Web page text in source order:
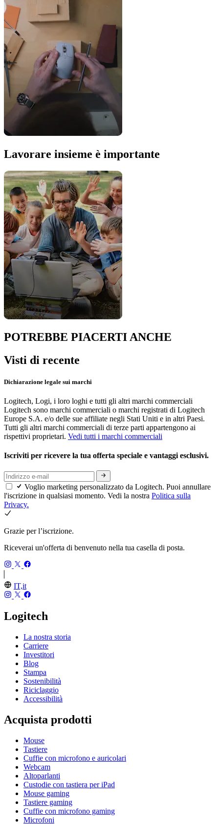
Lavorare insieme è importante
POTREBBE PIACERTI ANCHE
Visti di recente
Dichiarazione legale sui marchi
Logitech, Logi, i loro loghi e tutti gli altri marchi commerciali
Logitech sono marchi commerciali o marchi registrati di Logitech
Europe S.A. e/o delle sue affiliate negli Stati Uniti e in altri Paesi.
Tutti gli altri marchi commerciali di terze parti appartengono ai
rispettivi proprietari. Vedi tutti i marchi commerciali
Iscriviti per ricevere la tua offerta speciale e vantaggi esclusivi.
Voglio marketing personalizzato da Logitech. Puoi annullare
l'iscrizione in qualsiasi momento. Vedi la nostra Politica sulla
Privacy.
Grazie per l’iscrizione.
Riceverai un'offerta di benvenuto nella tua casella di posta.
IT,it
Logitech
La nostra storia
Carriere
Investitori
Blog
Stampa
Sostenibilità
Riciclaggio
Accessibilità
Acquista prodotti
Mouse
Tastiere
Cuffie con microfono e auricolari
Webcam
Altoparlanti
Custodie con tastiera per iPad
Mouse gaming
Tastiere gaming
Cuffie con microfono gaming
Microfoni